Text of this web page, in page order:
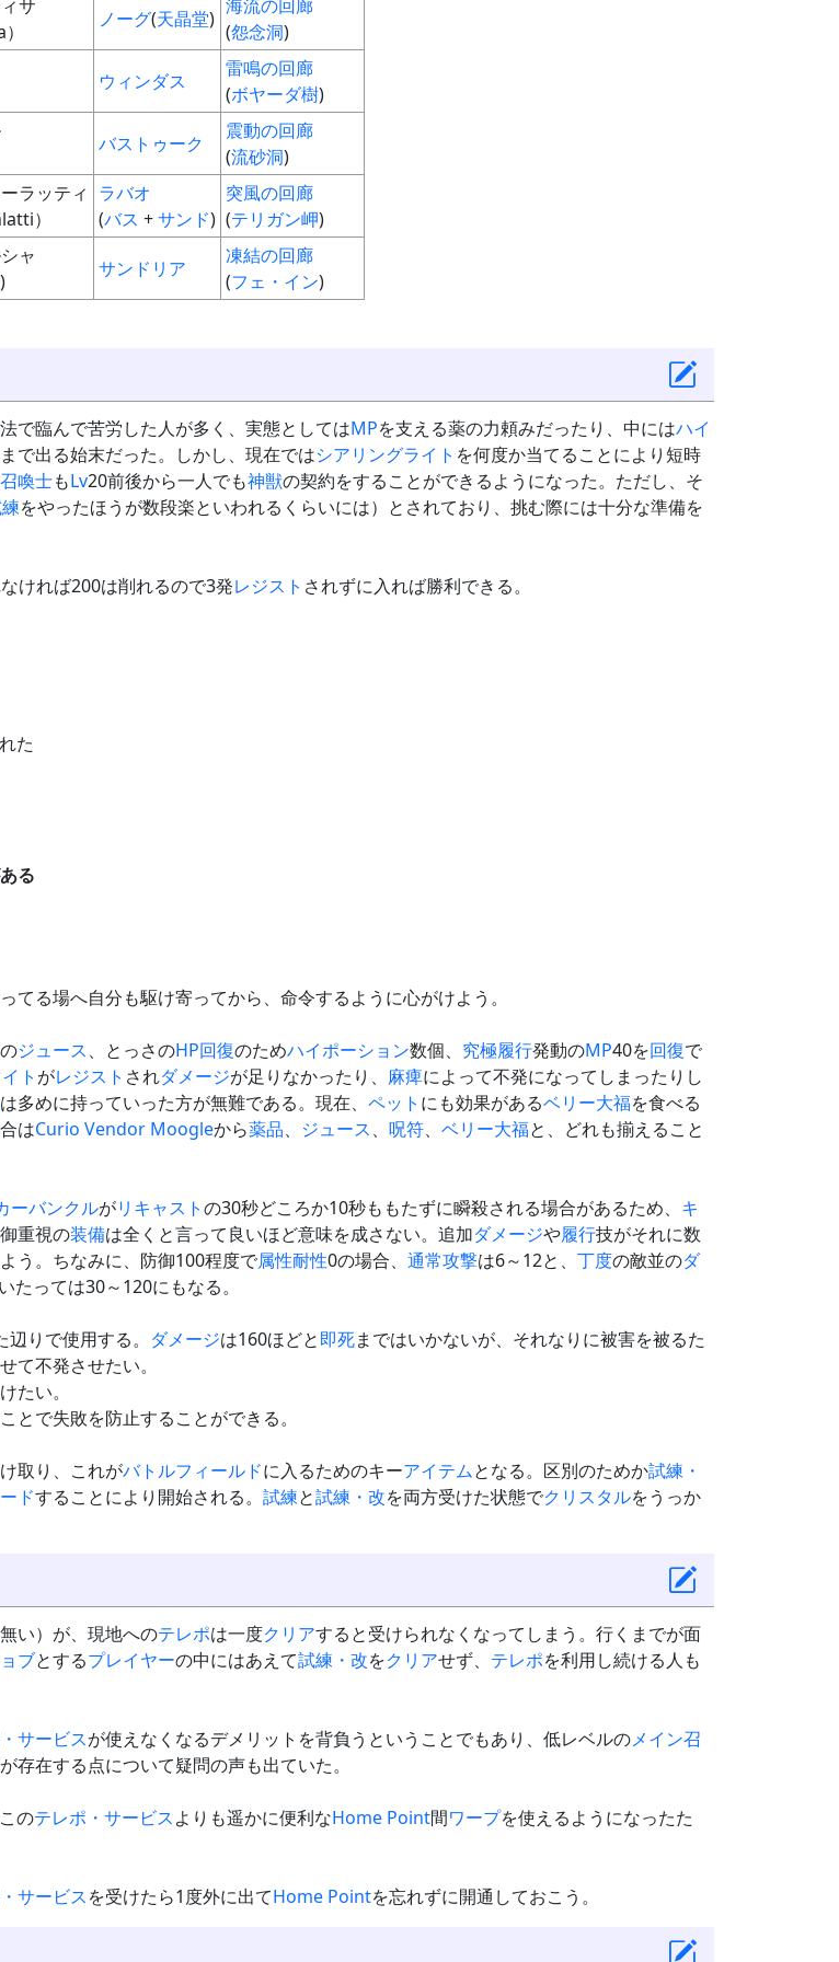
サ
ノーグ(天晶堂)
海流の回廊
(怨念洞)
ウィンダス
雷鳴の回廊
(ボヤーダ樹)
バストゥーク
震動の回廊
(流砂洞)
ラッティ
）
ラバオ
(バス +サンド)
突風の回廊
(テリガン岬)
ャ
サンドリア
凍結の回廊
(フェ・イン)
で臨んで苦労した人が多く、実態としてはMPを支える薬の力頼みだったり、中にはハイ
で出る始末だった。しかし、現在ではシアリングライト を何度か当てることにより短時
召喚士もLv20前後から一人でも神獣の契約をすることができるようになった。ただし、そ
をやったほうが数段楽といわれるくらいには）とされており、挑む際には十分な準備を
ければ200は削れるので3発レジスト されずに入れば勝利できる。
た
る
てる場へ自分も駆け寄ってから、命令するように心がけよう。
ジュース、とっさのHP回復のためハイポーション数個、 究極履行発動のMP40を回復で
ト がレジスト されダメージが足りなかったり、 麻痺によって不発になってしまったりし
は多めに持っていった方が無難である。現在、 ペット にも効果があるベリー大福を食べる
はCurio Vendor Moogleから薬品、 ジュース、 呪符、 ベリー大福と、どれも揃えること
ーバンクルがリキャストの30秒どころか10秒ももたずに瞬殺される場合があるため、 キ
重視の装備は全くと言って良いほど意味を成さない。追加ダメージや履行技がそれに数
う。ちなみに、防御100程度で属性耐性0の場合、 通常攻撃は6～12と、 丁度の敵並のダ
たっては30～120にもなる。
辺りで使用する。 ダメージは160ほどと即死まではいかないが、それなりに被害を被るた
て不発させたい。
たい。
とで失敗を防止することができる。
取り、これがバトルフィールドに入るためのキーアイテムとなる。区別のためか試練・
ドすることにより開始される。 試練と試練・改を両方受けた状態でクリスタルをうっか
い）が、現地へのテレポは一度クリアすると受けられなくなってしまう。行くまでが面
ブとするプレイヤーの中にはあえて試練・改をクリアせず、 テレポを利用し続ける人も
サービスが使えなくなるデメリットを背負うということでもあり、低レベルのメイン召
存在する点について疑問の声も出ていた。
のテレポ・サービスよりも遥かに便利なHome Point間ワープを使えるようになったた
サービスを受けたら1度外に出てHome Pointを忘れずに開通しておこう。